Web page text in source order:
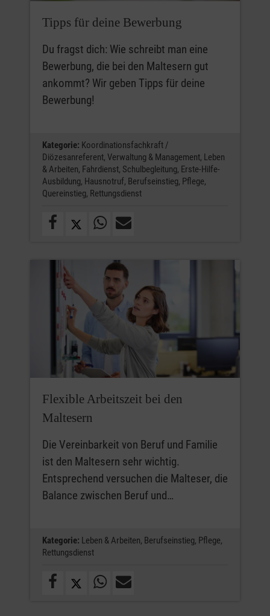
Ein entsprechender Antrag sollte vor
Beginn deiner Ausbildung gestellt werden.
Da die notwendigen Inhalte in kürzerer Zeit
vermittelt werden, ist die Ausbildung in der
Regel intensiver.
Verkürzung deiner Ausbildung nachdenkst.
Diese kann dir bei der Beantragung unter
die Arme greifen.
Tipps für deine Bewerbung
Du fragst dich: Wie schreibt man eine
Bewerbung, die bei den Maltesern gut
ankommt? Wir geben Tipps für deine
Bewerbung!
Kategorie: Koordinationsfachkraft /
Diözesanreferent, Verwaltung & Management, Leben
& Arbeiten, Fahrdienst, Schulbegleitung, Erste-Hilfe-
Ausbildung, Hausnotruf, Berufseinstieg, Pflege,
Quereinstieg, Rettungsdienst
Flexible Arbeitszeit bei den
Maltesern
Die Vereinbarkeit von Beruf und Familie
ist den Maltesern sehr wichtig.
Entsprechend versuchen die Malteser, die
Balance zwischen Beruf und…
Kategorie: Leben & Arbeiten, Berufseinstieg, Pflege,
Rettungsdienst